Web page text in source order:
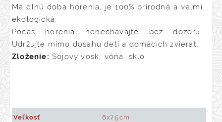
Má dlhú doba horenia, je 100% prírodná a veľmi
ekologická.
Počas horenia nenechávajte bez dozoru.
Udržujte mimo dosahu detí a domácich zvierat.
Zloženie: Sójový vosk, vôňa, sklo.
Veľkosť 8x7.5cm